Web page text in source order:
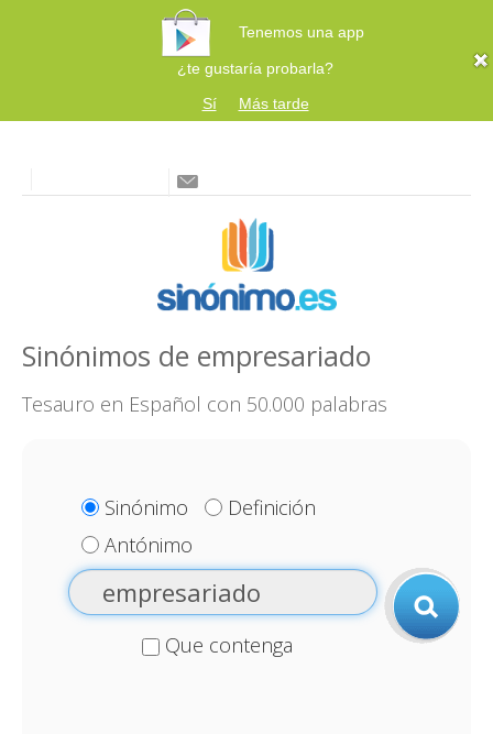
Tenemos una app
¿te gustaría probarla?
Sí
Más tarde
Sinónimos de empresariado
Tesauro en Español con 50.000 palabras
Sinónimo
Definición
Antónimo
Que contenga